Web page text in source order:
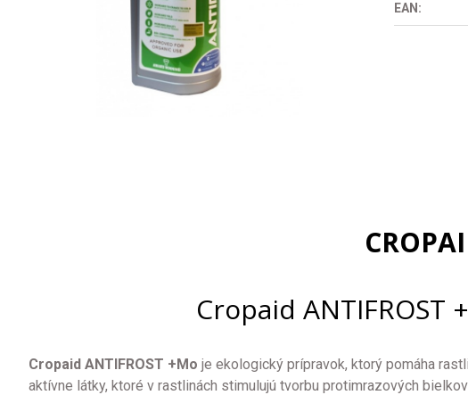
EAN:
Cropaid
Cropaid ANTIFROST +Mo je ekologický prípravok, ktorý pomáha
aktívne látky, ktoré v rastlinách stimulujú tvorbu protimrazových